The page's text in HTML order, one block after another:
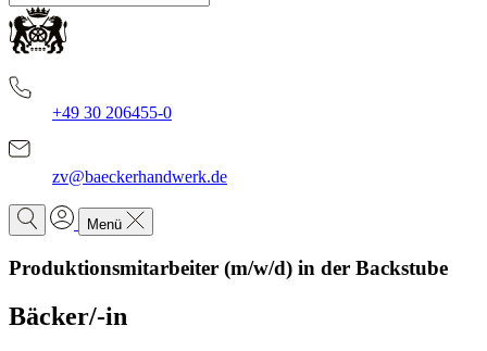
+49 30 206455-0
zv@baeckerhandwerk.de
Menü
Produktionsmitarbeiter (m/w/d) in der Backstube
Bäcker/-in